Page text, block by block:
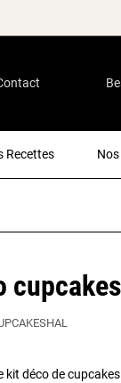
Recettes
kit déco de